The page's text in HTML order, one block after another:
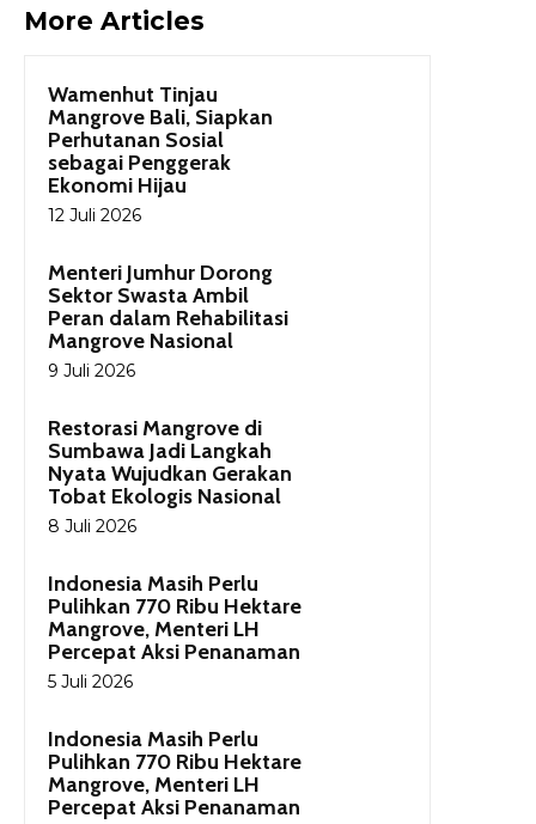
More Articles
Wamenhut Tinjau
Mangrove Bali, Siapkan
Perhutanan Sosial
sebagai Penggerak
Ekonomi Hijau
12 Juli 2026
Menteri Jumhur Dorong
Sektor Swasta Ambil
Peran dalam Rehabilitasi
Mangrove Nasional
9 Juli 2026
Restorasi Mangrove di
Sumbawa Jadi Langkah
Nyata Wujudkan Gerakan
Tobat Ekologis Nasional
8 Juli 2026
Indonesia Masih Perlu
Pulihkan 770 Ribu Hektare
Mangrove, Menteri LH
Percepat Aksi Penanaman
5 Juli 2026
Indonesia Masih Perlu
Pulihkan 770 Ribu Hektare
Mangrove, Menteri LH
Percepat Aksi Penanaman